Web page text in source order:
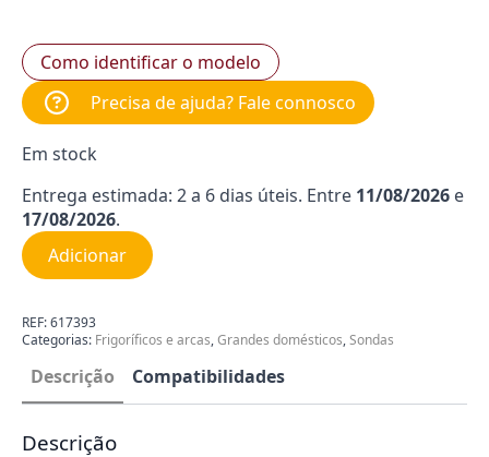
Como identificar o modelo
Precisa de ajuda? Fale connosco
Em stock
Entrega estimada: 2 a 6 dias úteis. Entre 11/08/2026 e
17/08/2026.
Adicionar
REF:617393
Categorias: Frigoríficos e arcas,Grandes domésticos,Sondas
Descrição Compatibilidades
Descrição